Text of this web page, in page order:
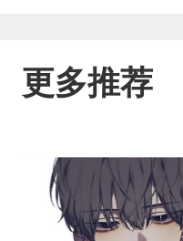
更多推荐